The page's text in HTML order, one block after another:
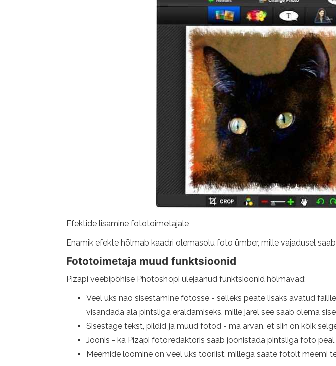
Efektide lisamine fototoimetajale
Enamik efekte hõlmab kaadri olemasolu foto ümber, mille vajadusel
Fototoimetaja muud funktsioonid
Pizapi veebipõhise Photoshopi ülejäänud funktsioonid hõlmavad:
Veel üks näo sisestamine fotosse - selleks peate lisaks avatud
visandada ala pintsliga eraldamiseks, mille järel see saab olema
Sisestage tekst, pildid ja muud fotod - ma arvan, et siin on kõik
Joonis - ka Pizapi fotoredaktoris saab joonistada pintsliga foto
Meemide loomine on veel üks tööriist, millega saate fotolt meemi